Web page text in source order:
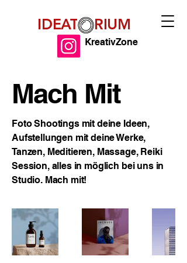
IDEAT RIUM
KreativZone
Mach Mit
Foto Shootings mit deine Ideen,
Aufstellungen mit deine Werke,
Tanzen, Meditieren, Massage, Reiki
Session, alles in möglich bei uns in
Studio. Mach mit!